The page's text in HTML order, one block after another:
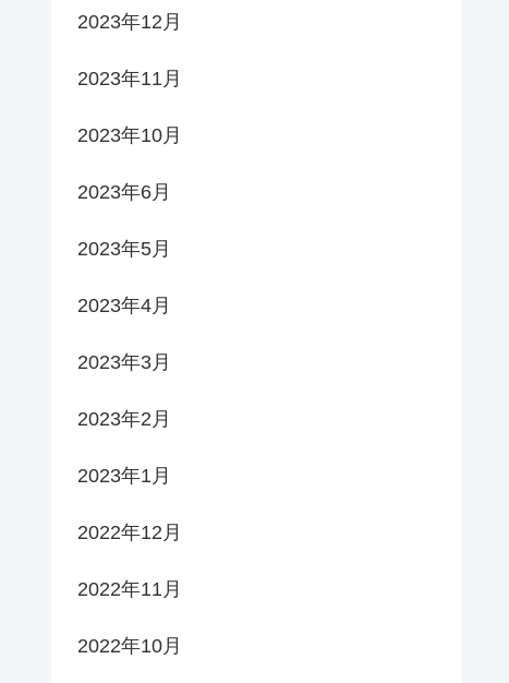
2023年12月
2023年11月
2023年10月
2023年6月
2023年5月
2023年4月
2023年3月
2023年2月
2023年1月
2022年12月
2022年11月
2022年10月